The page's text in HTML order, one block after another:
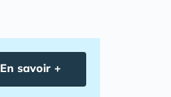
En savoir +